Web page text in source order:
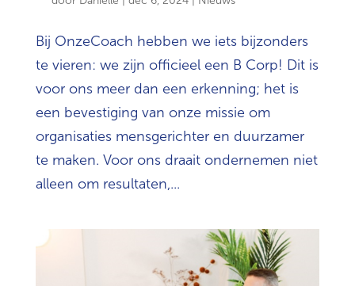
Bij OnzeCoach hebben we iets bijzonders
te vieren: we zijn officieel een B Corp! Dit is
voor ons meer dan een erkenning; het is
een bevestiging van onze missie om
organisaties mensgerichter en duurzamer
te maken. Voor ons draait ondernemen niet
alleen om resultaten,...